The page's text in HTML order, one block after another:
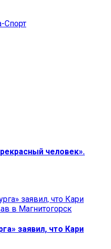
человек».
заявил, что Кари